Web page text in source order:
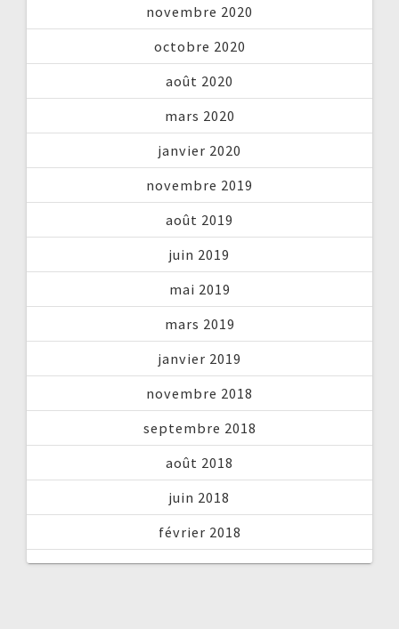
novembre 2020
octobre 2020
août 2020
mars 2020
janvier 2020
novembre 2019
août 2019
juin 2019
mai 2019
mars 2019
janvier 2019
novembre 2018
septembre 2018
août 2018
juin 2018
février 2018